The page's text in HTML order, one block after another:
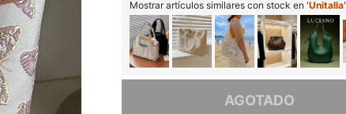
Mostrar artículos similares con stock en 'Unitalla'
AGOTADO
Lo sentimos, este producto está agotado.